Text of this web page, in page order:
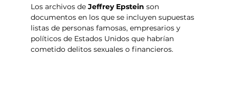
Los archivos de Jeffrey Epstein son
documentos en los que se incluyen supuestas
listas de personas famosas, empresarios y
políticos de Estados Unidos que habrían
cometido delitos sexuales o financieros.